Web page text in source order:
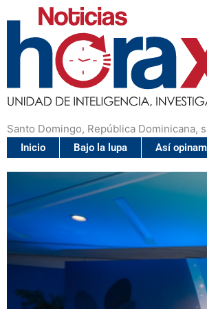
Santo Domingo, República Dominicana,
Inicio Bajo la lupa Así